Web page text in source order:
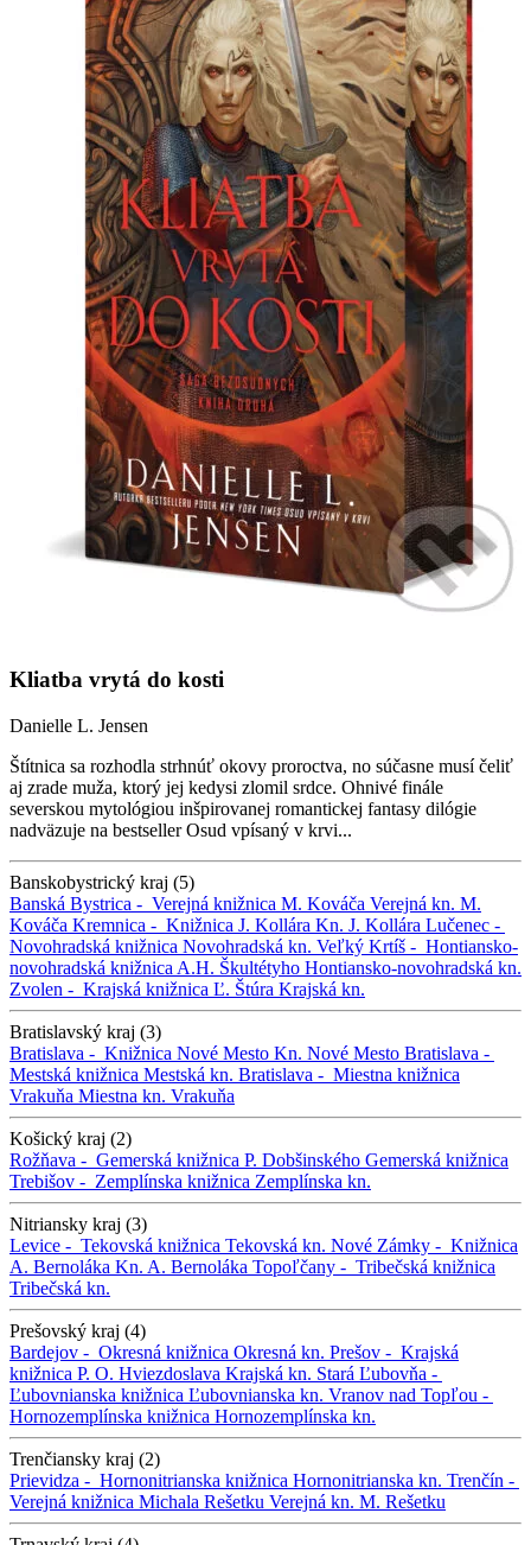
Kliatba vrytá do kosti
Danielle L. Jensen
Štítnica sa rozhodla strhnúť okovy proroctva, no súčasne musí čeliť
aj zrade muža, ktorý jej kedysi zlomil srdce. Ohnivé finále
severskou mytológiou inšpirovanej romantickej fantasy dilógie
nadväzuje na bestseller Osud vpísaný v krvi...
Banskobystrický kraj (5)
Banská Bystrica - Verejná knižnica M. Kováča Verejná kn. M.
Kováča Kremnica - Knižnica J. Kollára Kn. J. Kollára Lučenec -
Novohradská knižnica Novohradská kn. Veľký Krtíš - Hontiansko-
novohradská knižnica A.H. Škultétyho Hontiansko-novohradská kn.
Zvolen - Krajská knižnica Ľ. Štúra Krajská kn.
Bratislavský kraj (3)
Bratislava - Knižnica Nové Mesto Kn. Nové Mesto Bratislava -
Mestská knižnica Mestská kn. Bratislava - Miestna knižnica
Vrakuňa Miestna kn. Vrakuňa
Košický kraj (2)
Rožňava - Gemerská knižnica P. Dobšinského Gemerská knižnica
Trebišov - Zemplínska knižnica Zemplínska kn.
Nitriansky kraj (3)
Levice - Tekovská knižnica Tekovská kn. Nové Zámky - Knižnica
A. Bernoláka Kn. A. Bernoláka Topoľčany - Tribečská knižnica
Tribečská kn.
Prešovský kraj (4)
Bardejov - Okresná knižnica Okresná kn. Prešov - Krajská
knižnica P. O. Hviezdoslava Krajská kn. Stará Ľubovňa -
Ľubovnianska knižnica Ľubovnianska kn. Vranov nad Topľou -
Hornozemplínska knižnica Hornozemplínska kn.
Trenčiansky kraj (2)
Prievidza - Hornonitrianska knižnica Hornonitrianska kn. Trenčín -
Verejná knižnica Michala Rešetku Verejná kn. M. Rešetku